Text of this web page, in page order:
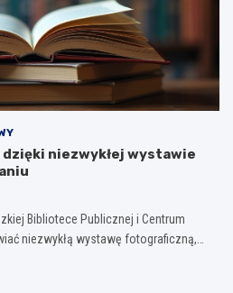
niezwykłej wystawie
Bibliotece Publicznej i Centrum
niezwykłą wystawę fotograficzną,…